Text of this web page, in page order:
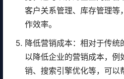
客户关系管理、库存管理等
作效率。
降低营销成本：相对于传
以降低企业的营销成本，例
销、搜索引擎优化等，可以